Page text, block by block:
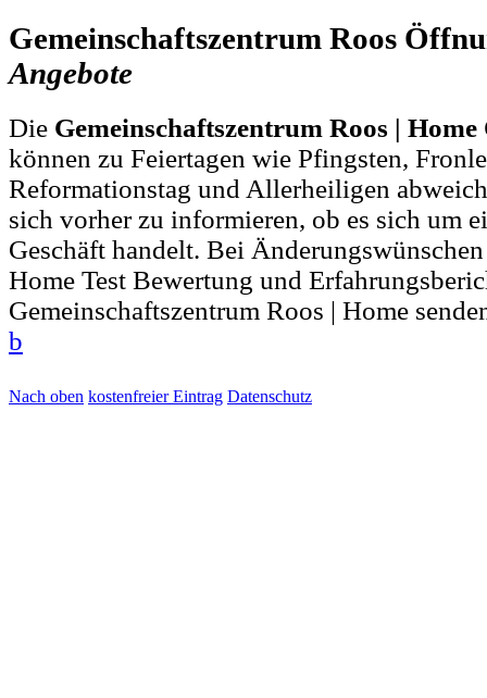
Gemeinschaftszentrum Roos
Angebote
Die Gemeinschaftszentrum Roos |
können zu Feiertagen wie Pfingsten,
Reformationstag und Allerheiligen
sich vorher zu informieren, ob es sich um
Geschäft handelt. Bei
Home Test Bewertung und
Gemeinschaftszentrum Roos | Home
b
Nach oben kostenfreier Eintrag Datenschutz